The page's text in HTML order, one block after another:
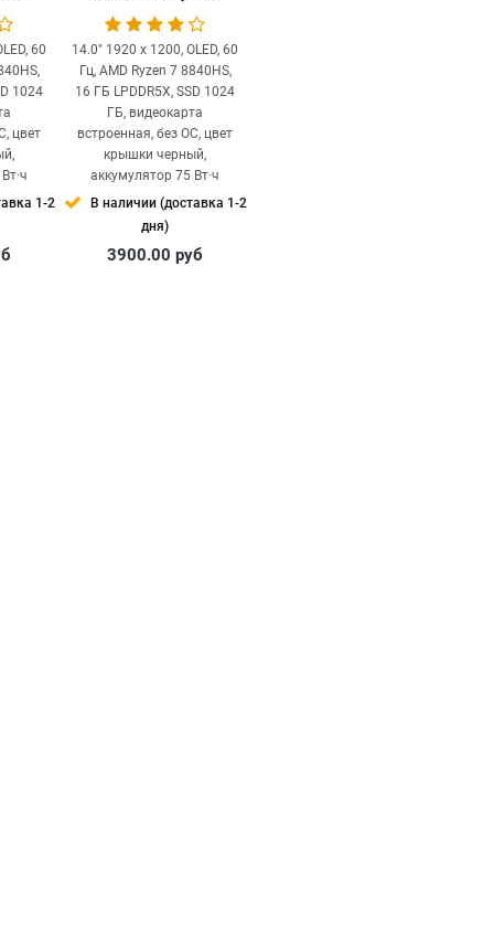
60
1024
цвет
1-2
14.0" 1920 x 1200, OLED, 60
Гц, AMD Ryzen 7 8840HS,
16 ГБ LPDDR5X, SSD 1024
ГБ, видеокарта
встроенная, без ОС, цвет
крышки черный,
аккумулятор 75 Вт·ч
В наличии (доставка 1-2
дня)
3900.00руб